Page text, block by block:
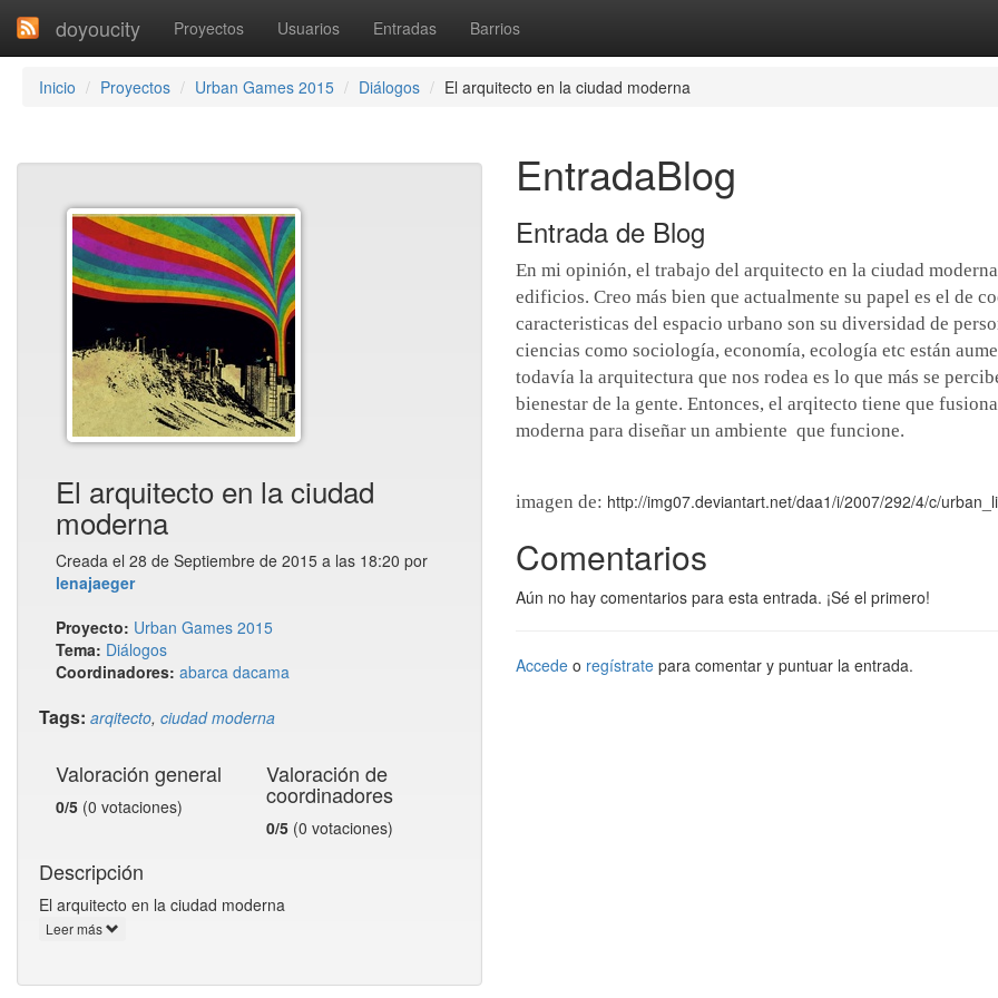
doyoucity Proyectos Usuarios Entradas Barrios
Inicio Proyectos Urban Games 2015 Diálogos El arquitecto en la ciudad moderna
El arquitecto en la ciudad
moderna
Creada el 28 de Septiembre de 2015 a las 18:20 por
lenajaeger
Proyecto: Urban Games 2015
Tema: Diálogos
Coordinadores: abarca dacama
Tags: arqitecto, ciudad moderna
Valoración general
0/5 (0 votaciones)
Valoración de
coordinadores
0/5 (0 votaciones)
Descripción
El arquitecto en la ciudad moderna
Leer más
EntradaBlog
Entrada de Blog
En mi opinión, el trabajo del arquitecto en la ciudad
edificios. Creo más bien que actualmente su papel es el de
caracteristicas del espacio urbano son su diversidad de
ciencias como sociología, economía, ecología etc están
todavía la arquitectura que nos rodea es lo que más se
bienestar de la gente. Entonces, el arqitecto tiene que
moderna para diseñar un ambiente que funcione.
imagen de: http://img07.deviantart.net/daa1/i/2007/292/4/c/
Comentarios
Aún no hay comentarios para esta entrada. ¡Sé el primero!
Accede o regístrate para comentar y puntuar la entrada.